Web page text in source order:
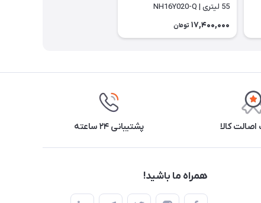
55 لیتری | NH16Y020-Q
17,400,000 تومان
کالا پشتیبانی ۲۴ ساعته
همراه ما باشید!